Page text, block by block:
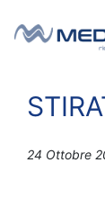
24 Ottobre